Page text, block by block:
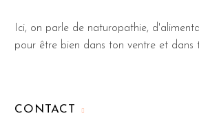
Ici, on parle de naturopathie,
pour être bien dans ton ventre et dans
CONTACT